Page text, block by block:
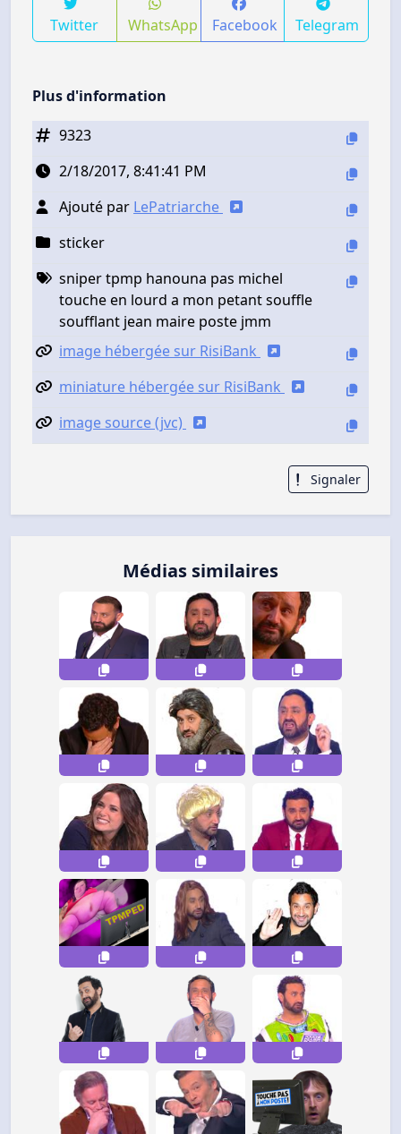
Twitter WhatsApp Facebook Telegram
Plus d'information
9323
2/18/2017, 8:41:41 PM
Ajouté par LePatriarche
sticker
sniper tpmp hanouna pas michel
touche en lourd a mon petant souffle
soufflant jean maire poste jmm
image hébergée sur RisiBank
miniature hébergée sur RisiBank
image source (jvc)
Signaler
Médias similaires